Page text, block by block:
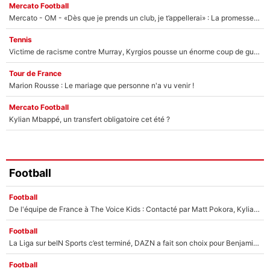
Mercato Football
Mercato - OM - «Dès que je prends un club, je t’appellerai» : La promesse de Marcelino au moment de claquer la porte
Tennis
Victime de racisme contre Murray, Kyrgios pousse un énorme coup de gueule !
Tour de France
Marion Rousse : Le mariage que personne n'a vu venir !
Mercato Football
Kylian Mbappé, un transfert obligatoire cet été ?
Football
Football
De l'équipe de France à The Voice Kids : Contacté par Matt Pokora, Kylian Mbappé a accepté de jouer un rôle inédit sur TF1 !
Football
La Liga sur beIN Sports c’est terminé, DAZN a fait son choix pour Benjamin Da Silva et Omar Da Fonseca !
Football